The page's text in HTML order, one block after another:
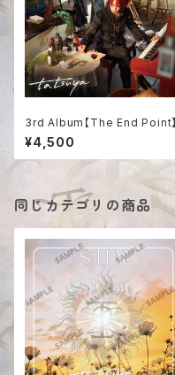
3rd Album【The End Point】
¥4,500
同じカテゴリの商品